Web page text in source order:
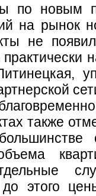
по новым
на рынок
не
также
этого